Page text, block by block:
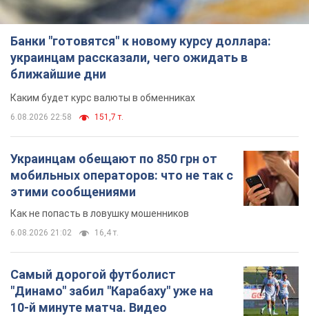
Банки "готовятся" к новому курсу доллара:
украинцам рассказали, чего ожидать в
ближайшие дни
Каким будет курс валюты в обменниках
6.08.2026 22:58 151,7 т.
Украинцам обещают по 850 грн от
мобильных операторов: что не так с
этими сообщениями
Как не попасть в ловушку мошенников
6.08.2026 21:02 16,4 т.
Самый дорогой футболист
"Динамо" забил "Карабаху" уже на
10-й минуте матча. Видео